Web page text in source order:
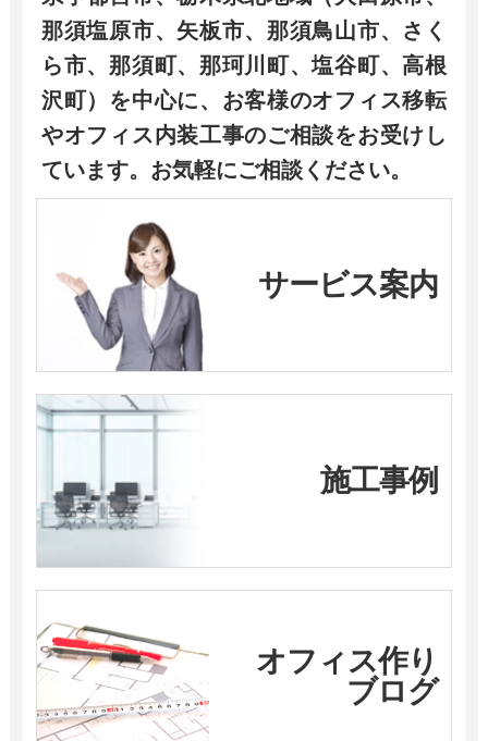
那須塩原市、矢板市、那須鳥山市、さく
ら市、那須町、那珂川町、塩谷町、高根
沢町）を中心に、お客様のオフィス移転
やオフィス内装工事のご相談をお受けし
ています。お気軽にご相談ください。
サービス案内
施工事例
オフィス作り
ブログ